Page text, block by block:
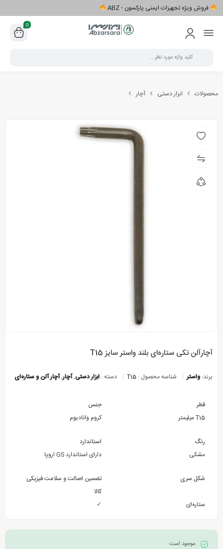
فروش ویژه تجهیزات ایمنی پارکسون - ABZ
0
محصولات ابزار دستی آچار
آچارآلن تکی ستاره‌ای بلند واستر سایز T15
برند: واستر شناسه محصول : T15 دسته : ابزار دستی,آچار,آچار آلن و ستاره‌ای
قطر
T15 میلیمتر
جنس
کروم وانادیوم
رنگ
مشکی
استاندارد
دارای استاندارد GS اروپا
شکل سری
ستاره‌ای
تضمین اصالت و سلامت فیزیکی
کالا
✓
موجود است